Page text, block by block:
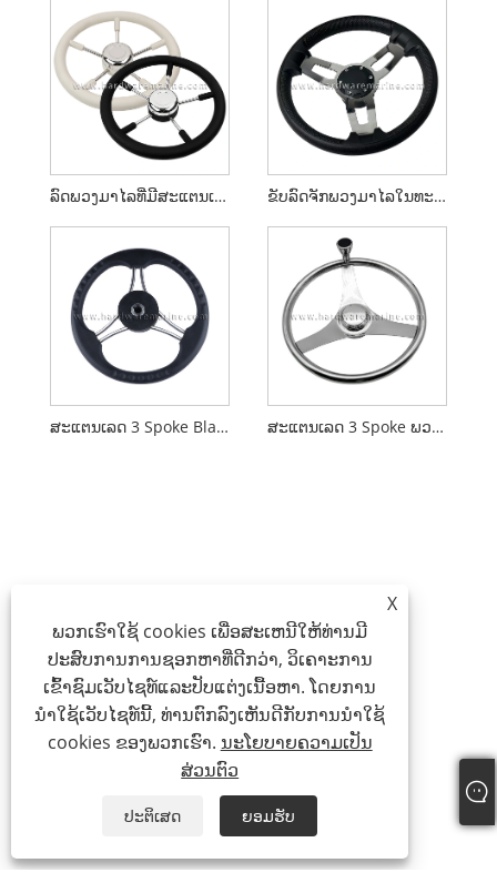
ລົດພວງມາໄລທີ່ມີສະແຕນເລດ ຂັບລົດຈັກພວງມາໄລໃນທະເລສະແຕນເລດ
ສະແຕນເລດ 3 Spoke Black Pu Foam ພວງມາໄລ ສະແຕນເລດ 3 Spoke ພວງມາໄລທີ່ມີລູກບິດ
X
ພວກເຮົາໃຊ້ cookies ເພື່ອສະເຫນີໃຫ້ທ່ານມີ
ປະສົບການການຊອກຫາທີ່ດີກວ່າ, ວິເຄາະການ
ເຂົ້າຊົມເວັບໄຊທ໌ແລະປັບແຕ່ງເນື້ອຫາ. ໂດຍການ
ນໍາໃຊ້ເວັບໄຊທ໌ນີ້, ທ່ານຕົກລົງເຫັນດີກັບການນໍາໃຊ້
cookies ຂອງພວກເຮົາ. ນະໂຍບາຍຄວາມເປັນ
ສ່ວນຕົວ
ປະຕິເສດ ຍອມຮັບ